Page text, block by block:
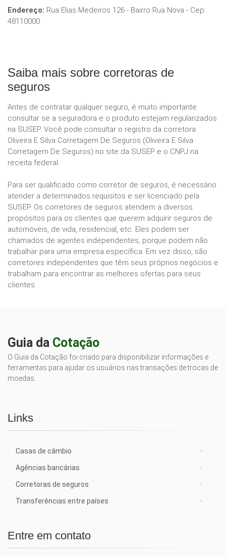
Endereço: Rua Elias Medeiros 126 - Bairro Rua Nova - Cep:
48110000
Saiba mais sobre corretoras de
seguros
Antes de contratar qualquer seguro, é muito importante
consultar se a seguradora e o produto estejam regularizados
na SUSEP. Você pode consultar o registro da corretora
Oliveira E Silva Corretagem De Seguros (Oliveira E Silva
Corretagem De Seguros) no site da SUSEP e o CNPJ na
receita federal.
Para ser qualificado como corretor de seguros, é necessário
atender a determinados requisitos e ser licenciado pela
SUSEP. Os corretores de seguros atendem a diversos
propósitos para os clientes que querem adquirir seguros de
automóveis, de vida, residencial, etc. Eles podem ser
chamados de agentes independentes, porque podem não
trabalhar para uma empresa específica. Em vez disso, são
corretores independentes que têm seus próprios negócios e
trabalham para encontrar as melhores ofertas para seus
clientes.
Guia da Cotação
O Guia da Cotação foi criado para disponibilizar informações e
ferramentas para ajudar os usuários nas transações de trocas de
moedas.
Links
Casas de câmbio
Agências bancárias
Corretoras de seguros
Transferências entre países
Entre em contato